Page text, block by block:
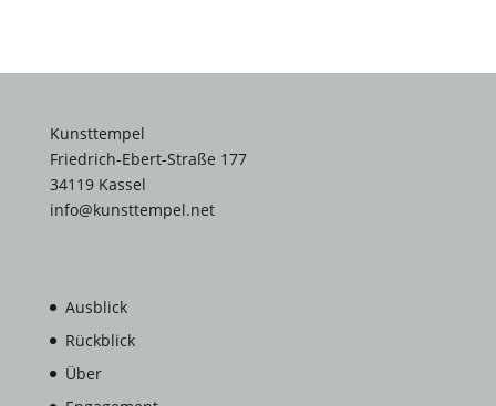
Kunsttempel
Friedrich-Ebert-Straße 177
34119 Kassel
info@kunsttempel.net
Ausblick
Rückblick
Über